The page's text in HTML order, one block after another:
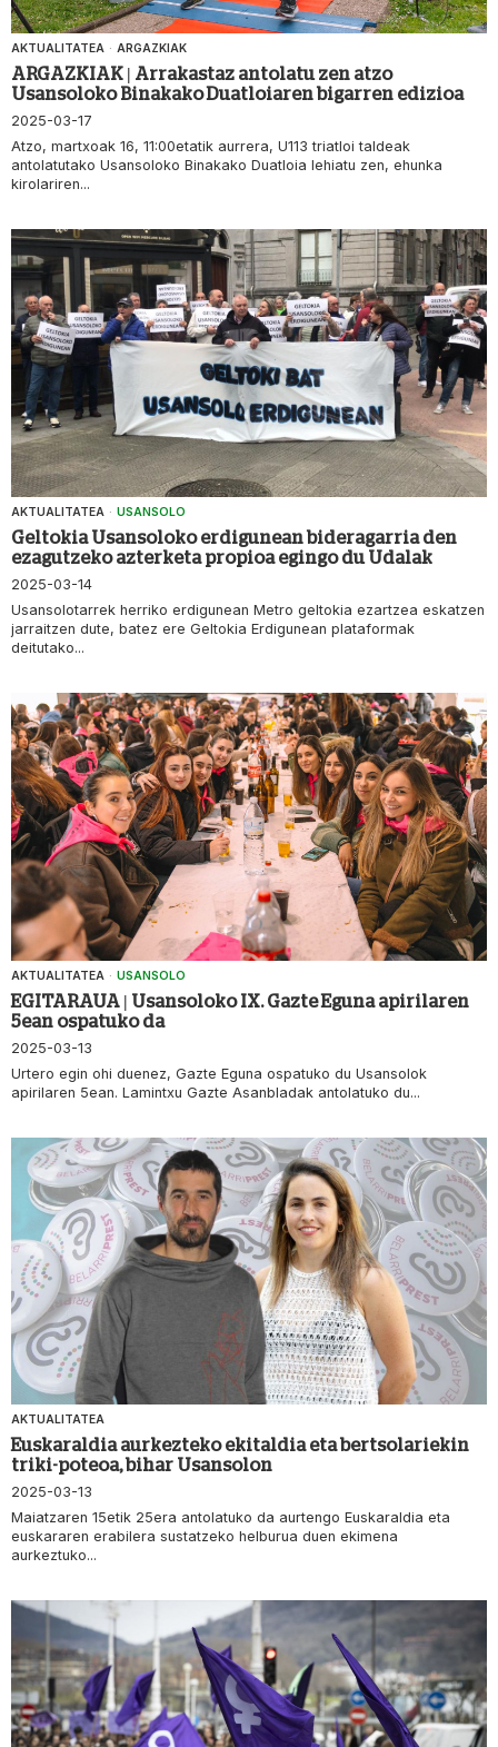
AKTUALITATEA · ARGAZKIAK
ARGAZKIAK | Arrakastaz antolatu zen atzo
Usansoloko Binakako Duatloiaren bigarren edizioa
2025-03-17
Atzo, martxoak 16, 11:00etatik aurrera, U113 triatloi taldeak
antolatutako Usansoloko Binakako Duatloia lehiatu zen, ehunka
kirolariren...
AKTUALITATEA · USANSOLO
Geltokia Usansoloko erdigunean bideragarria den
ezagutzeko azterketa propioa egingo du Udalak
2025-03-14
Usansolotarrek herriko erdigunean Metro geltokia ezartzea eskatzen
jarraitzen dute, batez ere Geltokia Erdigunean plataformak
deitutako...
AKTUALITATEA · USANSOLO
EGITARAUA | Usansoloko IX. Gazte Eguna apirilaren
5ean ospatuko da
2025-03-13
Urtero egin ohi duenez, Gazte Eguna ospatuko du Usansolok
apirilaren 5ean. Lamintxu Gazte Asanbladak antolatuko du...
AKTUALITATEA
Euskaraldia aurkezteko ekitaldia eta bertsolariekin
triki-poteoa, bihar Usansolon
2025-03-13
Maiatzaren 15etik 25era antolatuko da aurtengo Euskaraldia eta
euskararen erabilera sustatzeko helburua duen ekimena
aurkeztuko...